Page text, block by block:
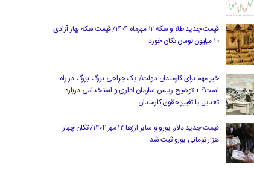
قیمت جدید طلا و سکه ۱۲ مهرماه ۱۴۰۴/ قیمت سکه بهار آزادی
۱۰ میلیون تومان تکان خورد
خبر مهم برای کارمندان دولت/ یک جراحی بزرگ بزرگ در راه
است؟ + توضیح رییس سازمان اداری و استخدامی درباره
تعدیل یا تغییر حقوق کارمندان
قیمت جدید دلار، یورو و سایر ارزها ۱۲ مهر ۱۴۰۴/ تکان چهار
هزار تومانی یورو ثبت شد